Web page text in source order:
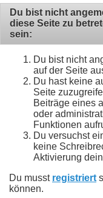
Du bist nicht
diese Seite zu
sein:
Du bist nicht
auf der Seite
Du hast keine
Seite
Beiträge eines
oder
Funktionen
Du versuchst
keine
Aktivierung
Du musst registriert
können.